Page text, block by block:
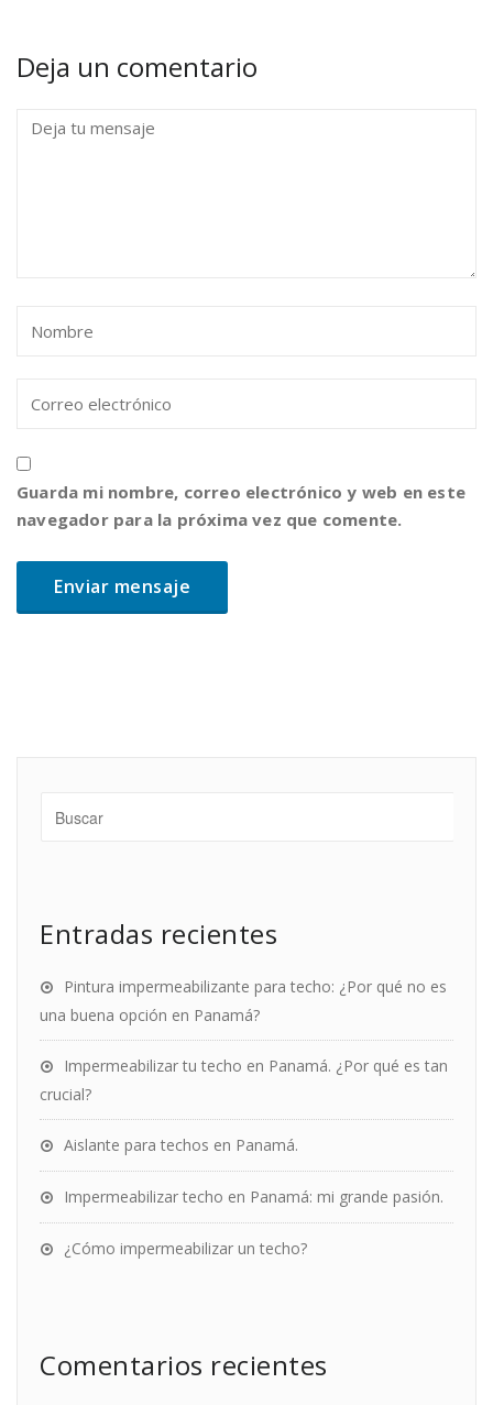
Deja un comentario
Guarda mi nombre, correo electrónico y web en este
navegador para la próxima vez que comente.
Entradas recientes
Pintura impermeabilizante para techo: ¿Por qué no es
una buena opción en Panamá?
Impermeabilizar tu techo en Panamá. ¿Por qué es tan
crucial?
Aislante para techos en Panamá.
Impermeabilizar techo en Panamá: mi grande pasión.
¿Cómo impermeabilizar un techo?
Comentarios recientes